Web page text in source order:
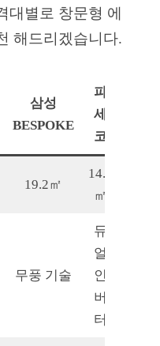
대별로 창문형 에
해드리겠습니다.
삼성
BESPOKE
파
세
코
19.2㎡
14.6
㎡
무풍 기술
듀
얼
인
버
터